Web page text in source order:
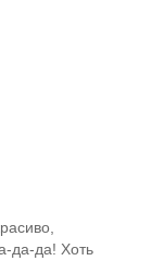
да-да! Хоть